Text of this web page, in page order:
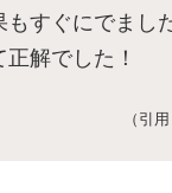
もすぐにでまし
解でした！
（引用